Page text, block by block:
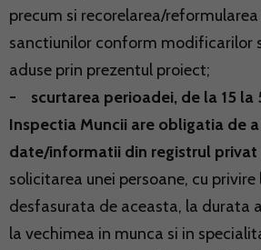
precum si recorelarea/
sanctiunilor conform modificarilor
aduse prin prezentul proiect;
- scurtarea perioadei, de la 15 la
Inspectia Muncii are obligatia de
date/informatii din registrul privat
solicitarea unei persoane, cu
desfasurata de aceasta, la durata
la vechimea in munca si in